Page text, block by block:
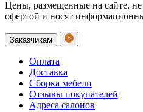
Цены, размещенные на сайте,
офертой и носят
Заказчикам
Оплата
Доставка
Сборка мебели
Отзывы покупателей
Адреса салонов